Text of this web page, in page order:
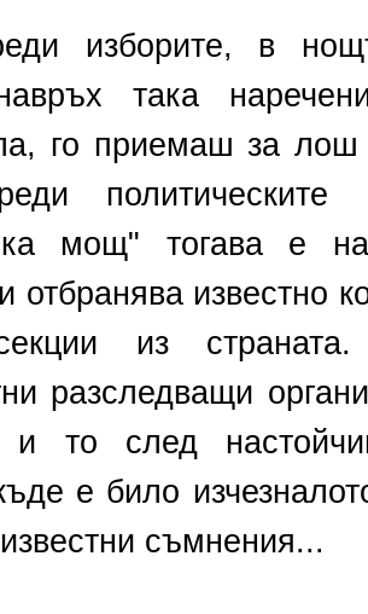
изборите, в
така
го приемаш за
мощ" тогава е
отбранява известно
из страната.
разследващи
и то след
е било
съмнения...